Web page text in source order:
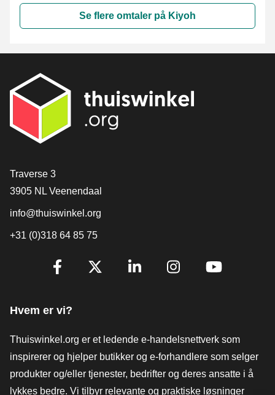
Se flere omtaler på Kiyoh
[_General:Contact]
Traverse 3
3905 NL Veenendaal
info@thuiswinkel.org
+31 (0)318 64 85 75
[_General:SocialMediaTitle]
Hvem er vi?
Thuiswinkel.org er et ledende e-handelsnettverk som
inspirerer og hjelper butikker og e-forhandlere som selger
produkter og/eller tjenester, bedrifter og deres ansatte i å
lykkes bedre. Vi tilbyr relevante og praktiske løsninger